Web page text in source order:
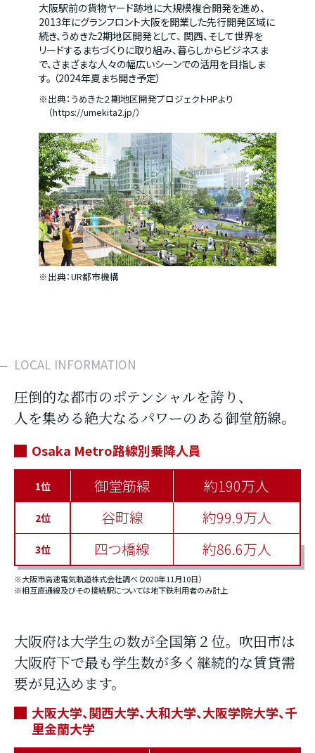
大阪駅前の貨物ヤード跡地に大規模複合開発を進め、
2013年にグランフロント大阪を開業した先行開発区域に
続き、うめきた2期地区開発として、 関西、そして世界を
リードするまちづくりに取り組み、暮らしからビジネスま
で、さまざまな人々の幅広いシーンでの活用を目指しま
す。 （2024年夏まち開き予定）
※出典：うめきた２期地区開発プロジェクトHPより
（https://umekita2.jp/）
※出典：UR都市機構
LOCAL INFORMATION
圧倒的な都市のポテンシャルを誇り、
人を集める絶大なるパワーのある御堂筋線。
Osaka Metro路線別乗降人員
1位 御堂筋線 約190万人
2位 谷町線 約99.9万人
3位 四つ橋線 約86.6万人
※大阪市高速電気軌道株式会社調べ（2020年11月10日）
※相互直通線及びその接続駅については地下鉄利用者のみ計上
大阪府は大学生の数が全国第２位。吹田市は
大阪府下で最も学生数が多く継続的な賃貸需
要が見込めます。
大阪大学、関西大学、大和大学、大阪学院大学、千
里金蘭大学